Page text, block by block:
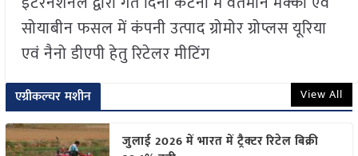
सोयाबीन फसल में कंपनी उत्पाद ग्रोमोर ग्रोप्लस यूरिया
एवं नैनो डीएपी हेतु रिटेलर मीटिंग
एग्रीकल्चर मशीन View All
जुलाई 2026 में भारत में ट्रैक्टर रिटेल बिक्री